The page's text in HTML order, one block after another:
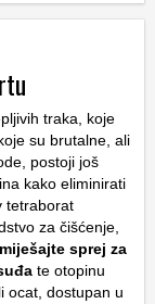
traka, koje
su brutalne, ali
postoji još
kako eliminirati
tetraborat
za čišćenje,
sprej za
te otopinu
ocat, dostupan u